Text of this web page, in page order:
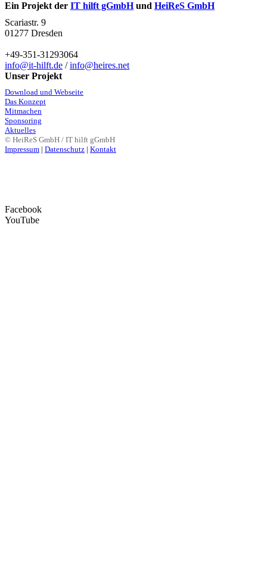
Ein Projekt der IT hilft gGmbHund HeiReS GmbH
Scariastr. 9
01277 Dresden
+49-351-31293064
info@it-hilft.de /info@heires.net
Unser Projekt
Download und Webseite
Das Konzept
Mitmachen
Sponsoring
Aktuelles
© HeiReS GmbH / IT hilft gGmbH
Impressum | Datenschutz | Kontakt
Facebook
YouTube